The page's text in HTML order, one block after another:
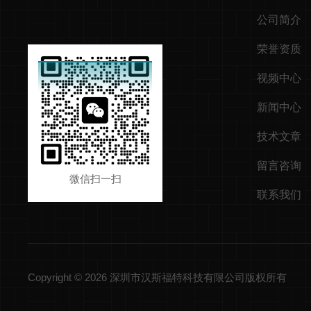
微信扫一扫
公司简介
荣誉资质
视频中心
新闻中心
技术文章
留言咨询
联系我们
Copyright © 2026 深圳市汉斯福特科技有限公司版权所有